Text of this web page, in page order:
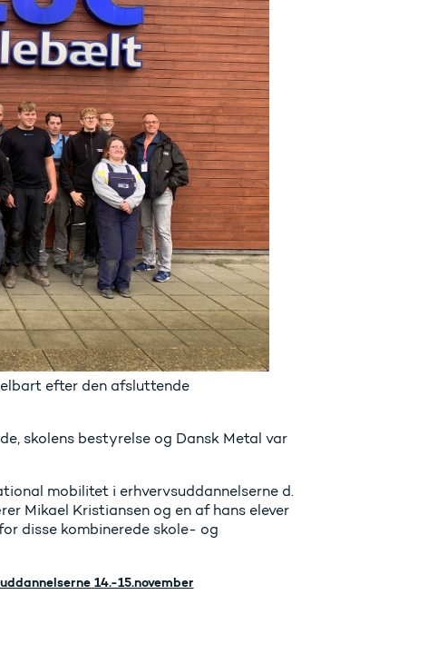
efter den afsluttende
skolens bestyrelse og Dansk Metal var
mobilitet i erhvervsuddannelserne d.
Mikael Kristiansen og en af hans elever
disse kombinerede skole- og
14.-15.november